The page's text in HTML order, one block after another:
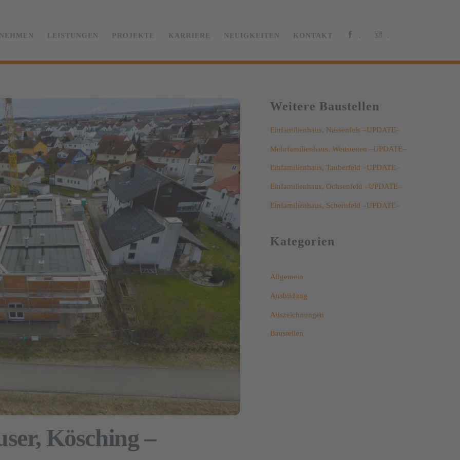
LEISTUNGEN PROJEKTE KARRIERE NEUIGKEITEN KONTAKT . .
Kösching –
Weitere Baustellen
Einfamilienhaus, Nassenfels –UPDATE–
Mehrfamilienhaus, Wettstetten –UPDATE–
Einfamilienhaus, Tauberfeld –UPDATE–
Einfamilienhaus, Ochsenfeld –UPDATE–
Einfamilienhaus, Schernfeld –UPDATE–
Kategorien
Allgemein
Ausbildung
Auszeichnungen
Baustellen